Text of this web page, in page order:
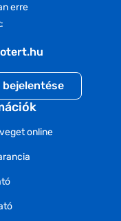
erre
online